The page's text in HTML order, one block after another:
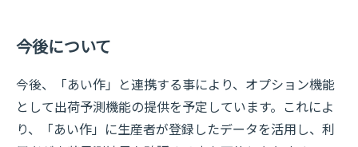
今後について
今後、「あい作」と連携する事により、オプション機能
として出荷予測機能の提供を予定しています。これによ
り、「あい作」に生産者が登録したデータを活用し、利